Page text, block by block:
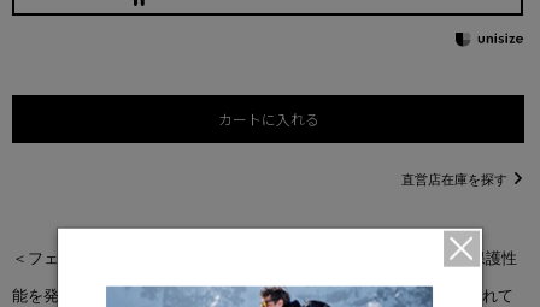
カートに入れる
直営店在庫を探す
＜フェーバー フーディー＞は、予測不能な環境下においても高い保護性
能を発揮する、ソフトな肌触りのアクリマリュクスを使用して作られて